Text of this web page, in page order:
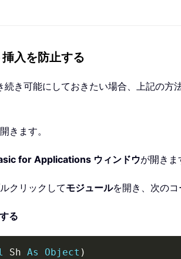
入を防止する
き可能にしておきたい場合、上記の
きます。
for Applications ウィンドウが開きま
クリックしてモジュールを開き、次のコ
る
Sh As Object )